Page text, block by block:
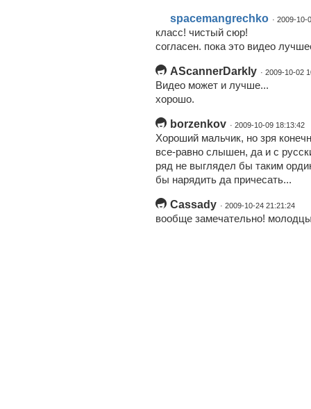
spacemangrechko · 2009-10-
класс! чистый сюр!
согласен. пока это видео
AScannerDarkly · 2009-10-02
Видео может и лучше...
хорошо.
borzenkov · 2009-10-09 18:13:42
Хороший мальчик, но зря
все-равно слышен, да и с
ряд не выглядел бы таким
бы нарядить да причесать...
Cassady · 2009-10-24 21:21:24
вообще замечательно!